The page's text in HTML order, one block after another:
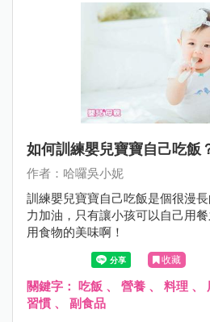
如何訓練嬰兒寶寶自己吃飯
作者：哈囉吳小妮
訓練嬰兒寶寶自己吃飯是個很漫
力加油，只有讓小孩可以自己用
用食物的美味啊！
收藏
關鍵字： 吃飯 、 營養 、 料理 、
習慣 、 副食品